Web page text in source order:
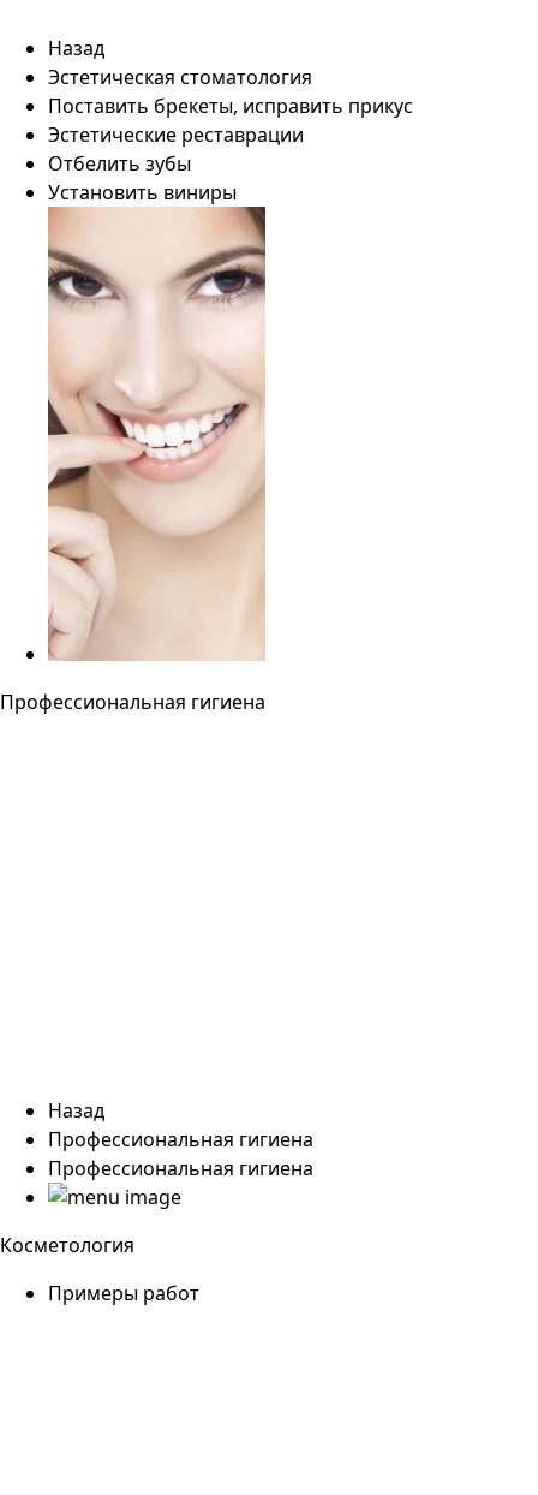
Назад
Эстетическая стоматология
Поставить брекеты, исправить прикус
Эстетические реставрации
Отбелить зубы
Установить виниры
Профессиональная гигиена
Назад
Профессиональная гигиена
Профессиональная гигиена
Косметология
Примеры работ